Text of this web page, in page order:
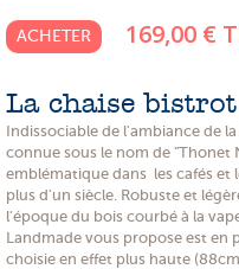
(5 avis)
ACHETER 169,00 €
La chaise
Indissociable de l'ambiance de
connue sous le nom de "Thonet
emblématique dans les cafés et
plus d'un siècle. Robuste et
l'époque du bois courbé à la
Landmade vous propose est en
choisie en effet plus haute